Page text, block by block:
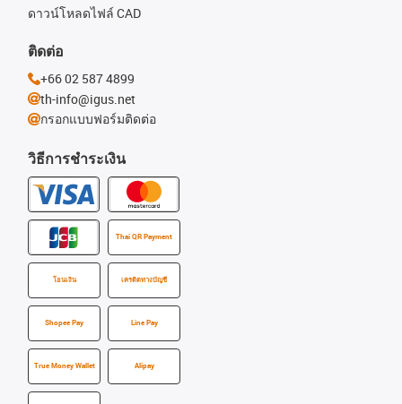
วิธีการชำระเงิน
Thai QR Payment
โอนเงิน เครดิตทางบัญชี
Shopee Pay Line Pay
True Money Wallet Alipay
ดาวน์โหลดไฟล์ CAD
ติดต่อ
+66 02 587 4899
th-info@igus.net
กรอกแบบฟอร์มติดต่อ